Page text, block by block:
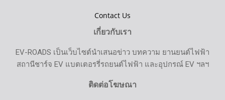
Contact Us
เกี่ยวกับเรา
EV-ROADS เป็นเว็บไซต์นำเสนอข่าว บทความ ยานยนต์ไฟฟ้า
สถานีชาร์จ EV แบตเตอรรี่รถยนต์ไฟฟ้า และอุปกรณ์ EV ฯลฯ
ติดต่อโฆษณา